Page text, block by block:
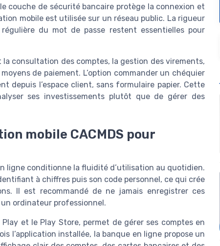
couche de sécurité bancaire protège la connexion et
mobile est utilisée sur un réseau public. La rigueur
du mot de passe restent essentielles pour
la consultation des comptes, la gestion des virements,
de paiement. L’option commander un chéquier
depuis l’espace client, sans formulaire papier. Cette
ses investissements plutôt que de gérer des
mobile CACMDS pour
ligne conditionne la fluidité d’utilisation au quotidien.
à chiffres puis son code personnel, ce qui crée
Il est recommandé de ne jamais enregistrer ces
ordinateur professionnel.
Play et le Play Store, permet de gérer ses comptes en
l’application installée, la banque en ligne propose un